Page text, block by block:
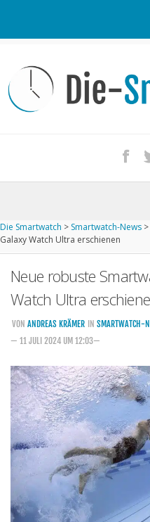
Kontakt / Tipp geben
Impressum
iPhone kaufen
Startseite
Kommende
Handytarife
BASE
Datentarife
o2
Prepaid-Tarife
Datentarife
Die Smartwatch > Smartwatch-News >
Galaxy Watch Ultra erschienen
Neue robuste
Watch Ultra
VON ANDREAS KRÄMER IN SMARTWATCH-
— 11 JULI 2024 UM 12:03—